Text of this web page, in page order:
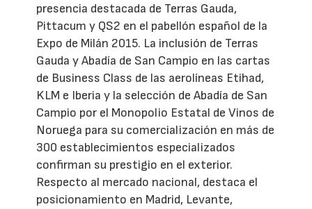
presencia destacada de Terras Gauda,
Pittacum y QS2 en el pabellón español de la
Expo de Milán 2015. La inclusión de Terras
Gauda y Abadía de San Campio en las cartas
de Business Class de las aerolíneas Etihad,
KLM e Iberia y la selección de Abadía de San
Campio por el Monopolio Estatal de Vinos de
Noruega para su comercialización en más de
300 establecimientos especializados
confirman su prestigio en el exterior.
Respecto al mercado nacional, destaca el
posicionamiento en Madrid, Levante,